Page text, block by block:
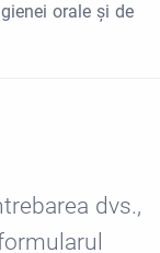
orale și de
dvs.,